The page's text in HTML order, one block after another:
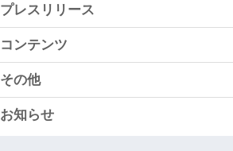
プレスリリース
コンテンツ
その他
お知らせ